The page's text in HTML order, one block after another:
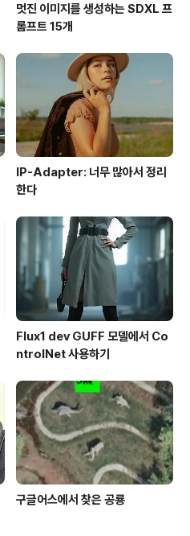
멋진 이미지를 생성하는 SDXL 프
롬프트 15개
IP-Adapter: 너무 많아서 정리
한다
Flux1 dev GUFF 모델에서 Co
ntrolNet 사용하기
구글어스에서 찾은 공룡